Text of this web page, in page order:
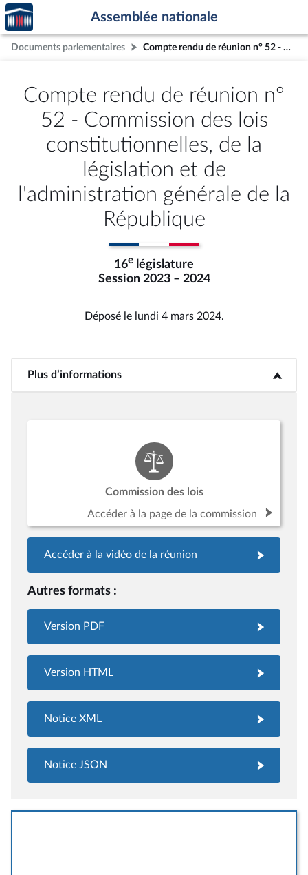
Aller au contenu
Aller en bas de la page
Accèder
à la
page
d'accueil
Assemblée nationale
Documents parlementaires Compte rendu de réunion n° 52 - Commission des lois constitutionnelles, de la législation et de l'administration générale de la République
Compte rendu de réunion n°
52 - Commission des lois
constitutionnelles, de la
législation et de
l'administration générale de la
République
16e législature
Session 2023 – 2024
Déposé le lundi 4 mars 2024.
Plus d’informations<b>Plus d’informations</b>
Commission des lois
Accéder à la page de la commission
Accéder à la vidéo de la réunion
Autres formats :
Version PDF
Version HTML
Notice XML
Notice JSON